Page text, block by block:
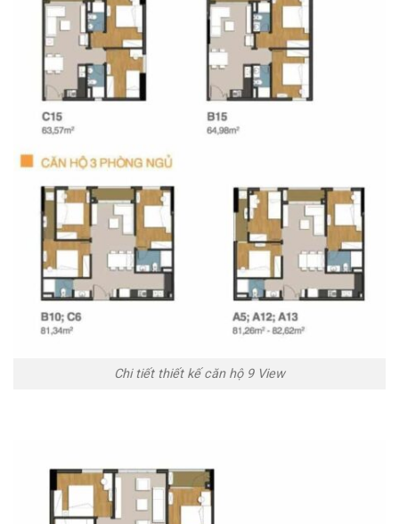
Chi tiết thiết kế căn hộ 9 View